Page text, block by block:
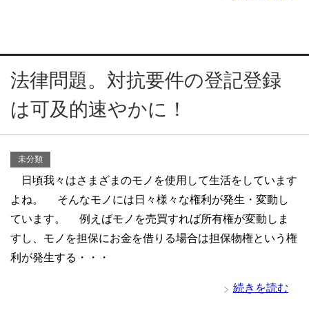
法律問題。対抗要件の登記登録
は可及的速やかに！
未分類
日頃我々はさまざまのモノを使用して生活をしています
よね。 そんなモノには日々様々な権利が発生・変動し
ています。 例えばモノを売買すれば所有権が変動しま
すし、モノを担保にお金を借りる場合は担保物権という権
利が発生する・・・
続きを読む